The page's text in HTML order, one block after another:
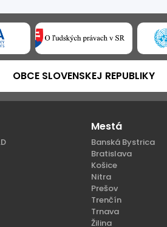
OBCE SLOVENSKEJ REPUBLIKY
Mestá
Banská Bystrica
Bratislava
Košice
Nitra
Prešov
Trenčín
Trnava
Žilina